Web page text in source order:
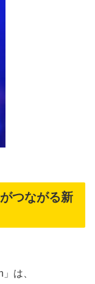
つながる新
は、